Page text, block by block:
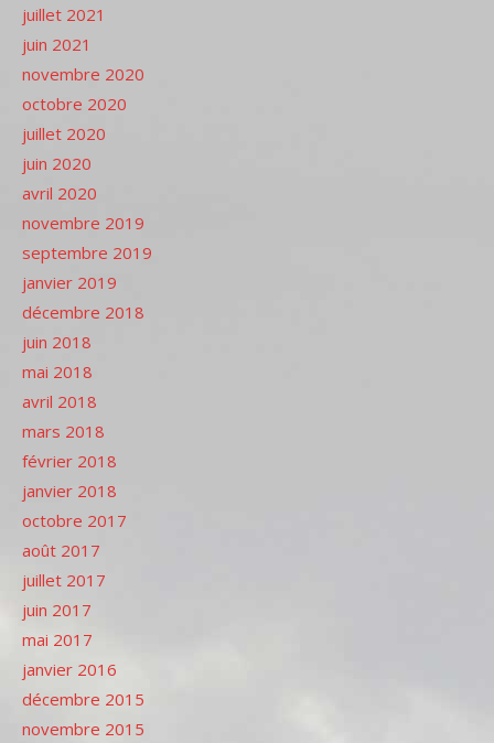
juillet 2021
juin 2021
novembre 2020
octobre 2020
juillet 2020
juin 2020
avril 2020
novembre 2019
septembre 2019
janvier 2019
décembre 2018
juin 2018
mai 2018
avril 2018
mars 2018
février 2018
janvier 2018
octobre 2017
août 2017
juillet 2017
juin 2017
mai 2017
janvier 2016
décembre 2015
novembre 2015